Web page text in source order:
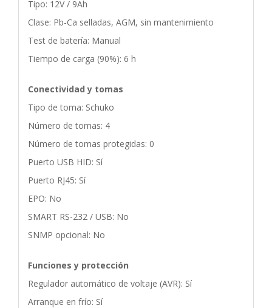
Tipo: 12V / 9Ah
Clase: Pb-Ca selladas, AGM, sin mantenimiento
Test de batería: Manual
Tiempo de carga (90%): 6 h
Conectividad y tomas
Tipo de toma: Schuko
Número de tomas: 4
Número de tomas protegidas: 0
Puerto USB HID: Sí
Puerto RJ45: Sí
EPO: No
SMART RS-232 / USB: No
SNMP opcional: No
Funciones y protección
Regulador automático de voltaje (AVR): Sí
Arranque en frío: Sí